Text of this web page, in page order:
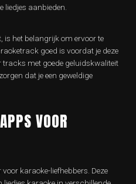
liedjes aanbieden.
is het belangrijk om ervoor te
goed is voordat je deze
met goede geluidskwaliteit
dat je een geweldige
VOOR
karaoke-liefhebbers. Deze